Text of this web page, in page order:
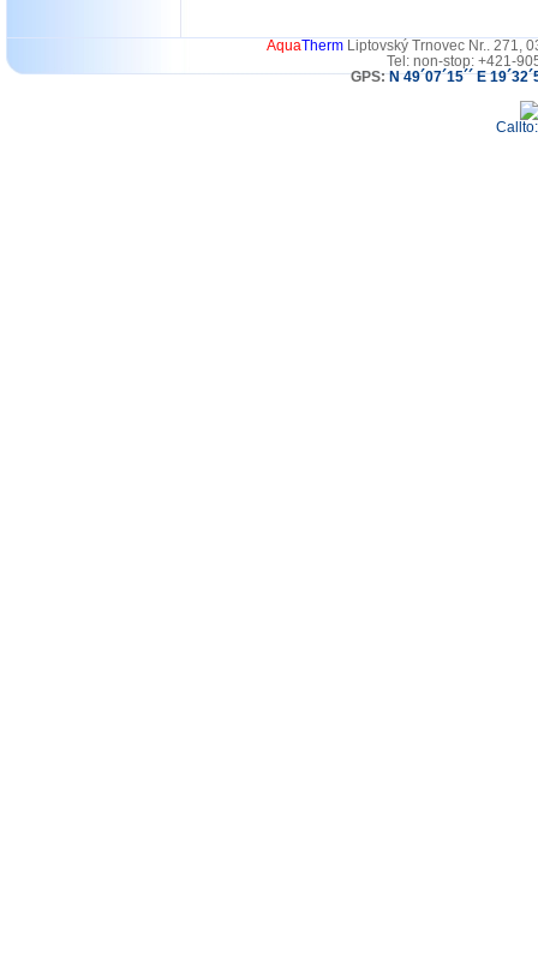
AquaThermLiptovský Trnovec Nr.. 271,
Tel: non-stop: +421-
GPS:N 49´07´15´´ E